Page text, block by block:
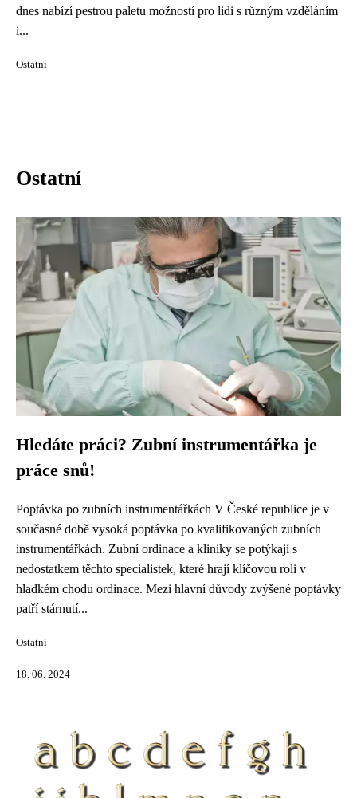
dnes nabízí pestrou paletu možností pro lidi s různým vzděláním
i...
Ostatní
Ostatní
Hledáte práci? Zubní instrumentářka je
práce snů!
Poptávka po zubních instrumentářkách V České republice je v
současné době vysoká poptávka po kvalifikovaných zubních
instrumentářkách. Zubní ordinace a kliniky se potýkají s
nedostatkem těchto specialistek, které hrají klíčovou roli v
hladkém chodu ordinace. Mezi hlavní důvody zvýšené poptávky
patří stárnutí...
Ostatní
18. 06. 2024